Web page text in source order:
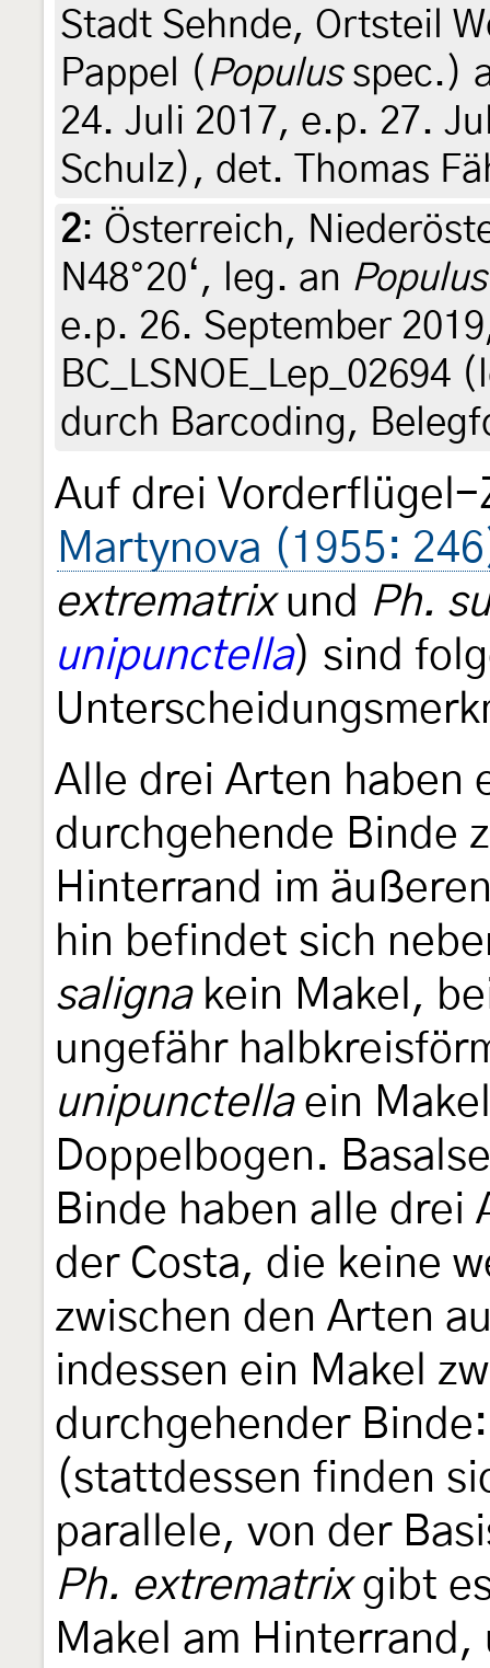
Stadt Sehnde, Ortsteil
Pappel ( Populusspec.)
24. Juli 2017, e.p. 27.
Schulz), det. Thomas
2: Österreich,
N48°20‘, leg. an
e.p. 26. September
durch Barcoding,
Auf drei Vorderflügel-
Martynova (1955:
extrematrixund Ph.
unipunctella) sind
Alle drei Arten haben
durchgehende Binde
Hinterrand im
hin befindet sich
salignakein Makel,
ungefähr
unipunctellaein
Doppelbogen.
Binde haben alle drei
der Costa, die keine
zwischen den Arten
indessen ein Makel
durchgehender
(stattdessen finden
parallele, von der
Ph. extrematrixgibt
Makel am